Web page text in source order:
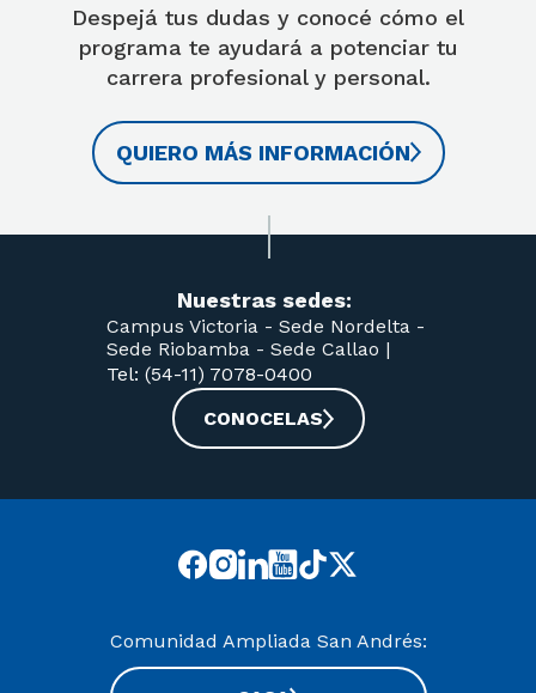
Despejá tus dudas y conocé cómo el
programa te ayudará a potenciar tu
carrera profesional y personal.
QUIERO MÁS INFORMACIÓN
Nuestras sedes:
Campus Victoria - Sede Nordelta -
Sede Riobamba - Sede Callao |
Tel: (54-11) 7078-0400
CONOCELAS
Comunidad Ampliada San Andrés: